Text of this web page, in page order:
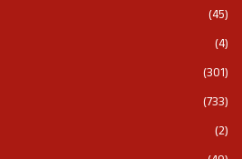
(45)
(4)
(301)
(733)
(2)